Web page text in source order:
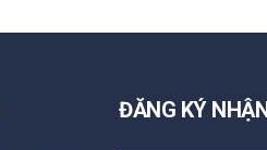
ĐĂNG KÝ